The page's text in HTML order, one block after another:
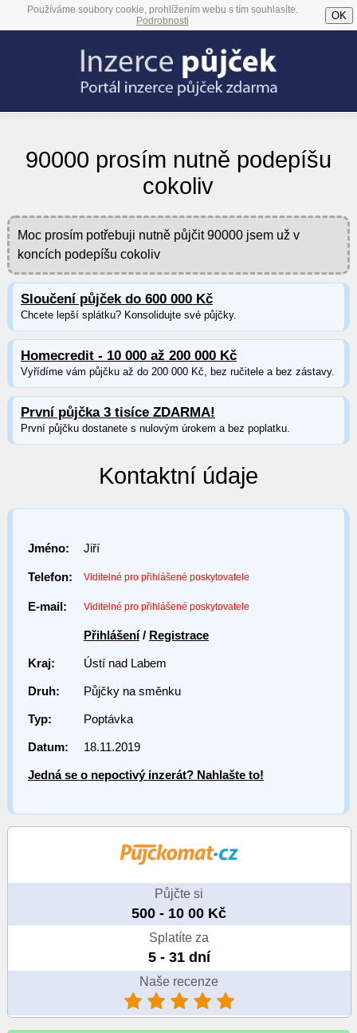
Používáme soubory cookie, prohlížením webu s tím souhlasíte.
Podrobnosti
OK
90000 prosím nutně podepíšu
cokoliv
Moc prosím potřebuji nutně půjčit 90000 jsem už v
koncích podepíšu cokoliv
Sloučení půjček do 600 000 Kč
Chcete lepší splátku? Konsolidujte své půjčky.
Homecredit - 10 000 až 200 000 Kč
Vyřídíme vám půjčku až do 200 000 Kč, bez ručitele a bez zástavy.
První půjčka 3 tisíce ZDARMA!
První půjčku dostanete s nulovým úrokem a bez poplatku.
Kontaktní údaje
Jméno: Jiří
Telefon: Viditelné pro přihlášené poskytovatele
E-mail: Viditelné pro přihlášené poskytovatele
Přihlášení/ Registrace
Kraj: Ústí nad Labem
Druh: Půjčky na směnku
Typ: Poptávka
Datum: 18.11.2019
Jedná se o nepoctivý inzerát? Nahlašte to!
Půjčte si
500 - 10 00 Kč
Splatíte za
5 - 31 dní
Naše recenze